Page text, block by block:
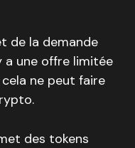
de la demande
a une offre limitée
ne peut faire
des tokens